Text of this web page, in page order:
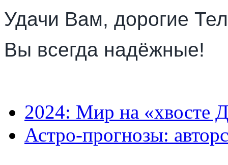
Удачи Вам, дорогие
Вы всегда надёжные!
2024: Мир на «хвосте
Астро-прогнозы: